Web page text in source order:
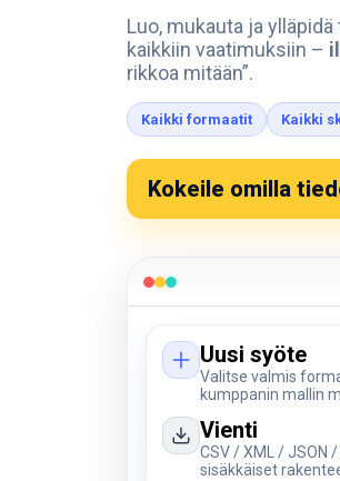
Luo, mukauta ja
kaikkiin vaatimuksiin –
rikkoa mitään”.
Kaikki formaatit Kaikki
Kokeile omilla
Uusi syöte
Valitse valmis
kumppanin mallin
Vienti
CSV / XML / JSON
sisäkkäiset